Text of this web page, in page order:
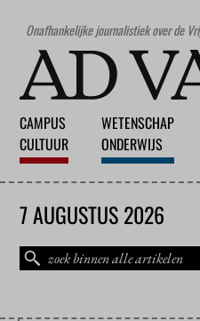
Onafhankelijke journalistiek over de
CAMPUS
CULTUUR
WETENSCHAP
ONDERWIJS
7 AUGUSTUS 2026